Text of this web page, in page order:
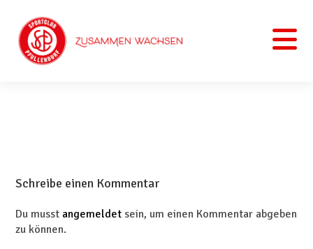
Schreibe einen Kommentar
Du musst angemeldet sein, um einen Kommentar abgeben
zu können.